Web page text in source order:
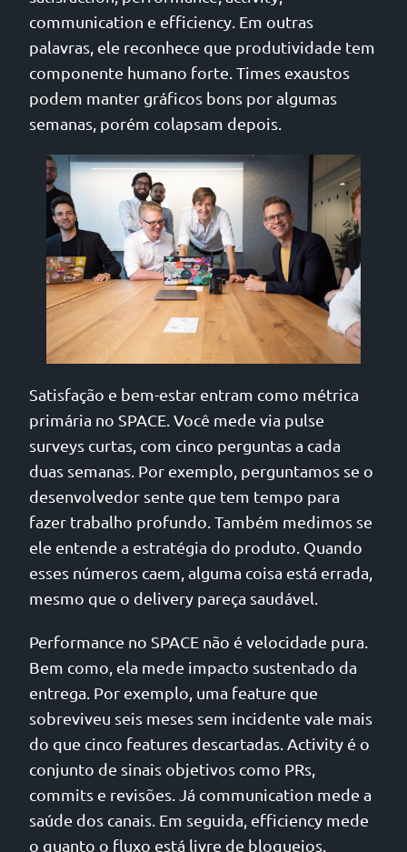
communication e efficiency. Em outras
palavras, ele reconhece que produtividade tem
componente humano forte. Times exaustos
podem manter gráficos bons por algumas
semanas, porém colapsam depois.
Satisfação e bem-estar entram como métrica
primária no SPACE. Você mede via pulse
surveys curtas, com cinco perguntas a cada
duas semanas. Por exemplo, perguntamos se o
desenvolvedor sente que tem tempo para
fazer trabalho profundo. Também medimos se
ele entende a estratégia do produto. Quando
esses números caem, alguma coisa está errada,
mesmo que o delivery pareça saudável.
Performance no SPACE não é velocidade pura.
Bem como, ela mede impacto sustentado da
entrega. Por exemplo, uma feature que
sobreviveu seis meses sem incidente vale mais
do que cinco features descartadas. Activity é o
conjunto de sinais objetivos como PRs,
commits e revisões. Já communication mede a
saúde dos canais. Em seguida, efficiency mede
o quanto o fluxo está livre de bloqueios.